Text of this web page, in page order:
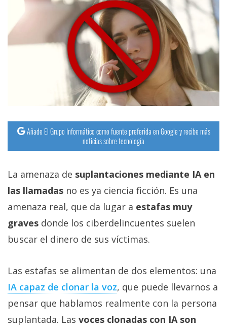
Añade El Grupo Informático como fuente preferida en Google y recibe más
noticias sobre tecnología
La amenaza de suplantaciones mediante IA en
las llamadas no es ya ciencia ficción. Es una
amenaza real, que da lugar a estafas muy
graves donde los ciberdelincuentes suelen
buscar el dinero de sus víctimas.
Las estafas se alimentan de dos elementos: una
IA capaz de clonar la voz‎, que puede llevarnos a
pensar que hablamos realmente con la persona
suplantada. Las voces clonadas con IA son